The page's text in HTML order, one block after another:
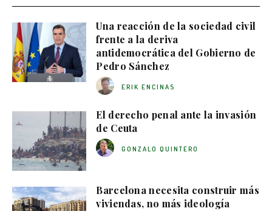
Una reacción de la sociedad civil
frente a la deriva
antidemocrática del Gobierno de
Pedro Sánchez
ERIK ENCINAS
El derecho penal ante la invasión
de Ceuta
GONZALO QUINTERO
Barcelona necesita construir más
viviendas, no más ideología